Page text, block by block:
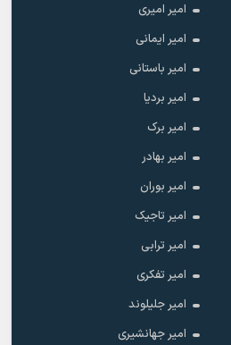
امیر امیری
امیر ایمانی
امیر باستانی
امیر بردیا
امیر برک
امیر بهادر
امیر بوران
امیر تاجیک
امیر ترابی
امیر تفکری
امیر جلیلوند
امیر جهانشیری